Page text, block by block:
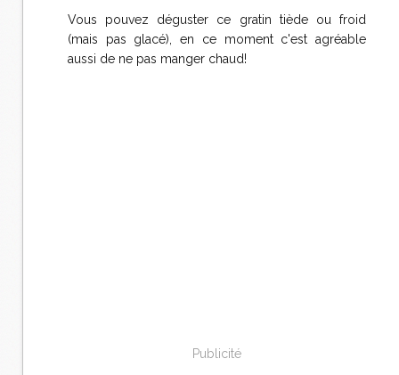
Vous pouvez déguster ce gratin tiède ou froid
(mais pas glacé), en ce moment c'est agréable
aussi de ne pas manger chaud!
Publicité